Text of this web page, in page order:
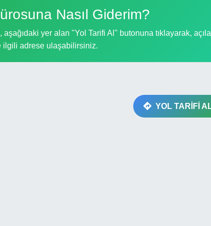
Nasıl Giderim?
yer alan "Yol Tarifi Al" butonuna tıklayarak,
ilgili adrese ulaşabilirsiniz.
YOL TARİFİ